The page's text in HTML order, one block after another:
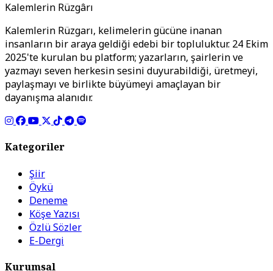
Kalemlerin Rüzgârı
Kalemlerin Rüzgarı, kelimelerin gücüne inanan
insanların bir araya geldiği edebi bir topluluktur. 24 Ekim
2025'te kurulan bu platform; yazarların, şairlerin ve
yazmayı seven herkesin sesini duyurabildiği, üretmeyi,
paylaşmayı ve birlikte büyümeyi amaçlayan bir
dayanışma alanıdır.
Kategoriler
Şiir
Öykü
Deneme
Köşe Yazısı
Özlü Sözler
E-Dergi
Kurumsal